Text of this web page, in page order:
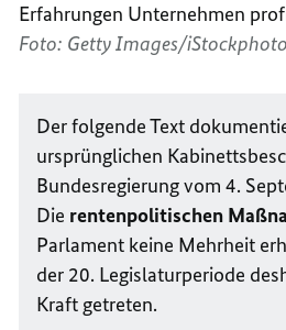
Erfahrungen Unternehmen
Foto: Getty Images/
Der folgende Text
ursprünglichen
Bundesregierung vom 4.
Die rentenpolitischen
Parlament keine Mehrheit
der 20. Legislaturperiode
Kraft getreten.